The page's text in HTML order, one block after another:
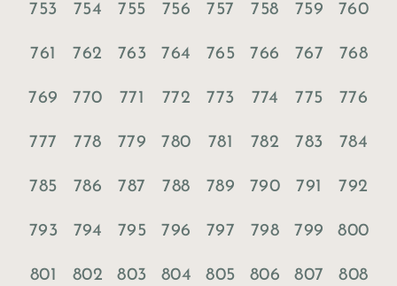
753 754 755 756 757 758 759 760
761 762 763 764 765 766 767 768
769 770 771 772 773 774 775 776
777 778 779 780 781 782 783 784
785 786 787 788 789 790 791 792
793 794 795 796 797 798 799 800
801 802 803 804 805 806 807 808